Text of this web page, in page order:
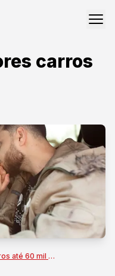
carros
Dicas dos melhores carros até 60 mil Reais